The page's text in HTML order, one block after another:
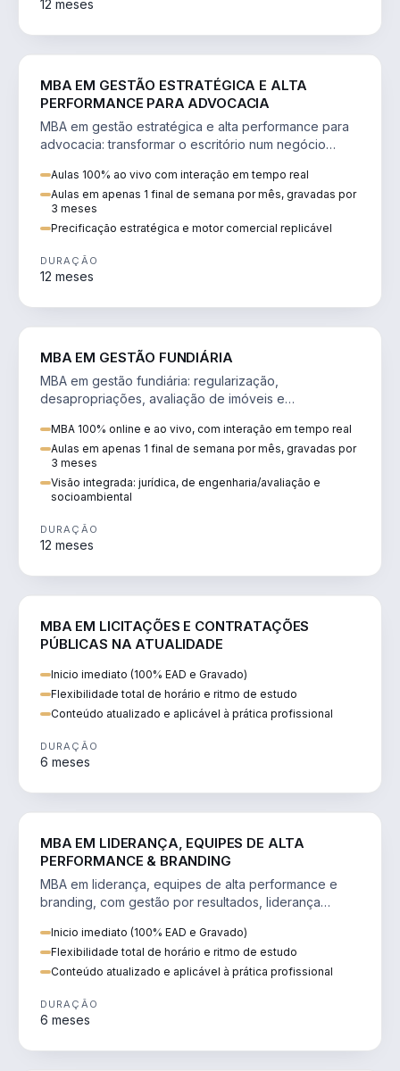
12 meses
MBA EM GESTÃO ESTRATÉGICA E ALTA
PERFORMANCE PARA ADVOCACIA
MBA em gestão estratégica e alta performance para
advocacia: transformar o escritório num negócio
Aulas 100% ao vivo com interação em tempo real
Aulas em apenas 1 final de semana por mês, gravadas por
3 meses
Precificação estratégica e motor comercial replicável
DURAÇÃO
12 meses
MBA EM GESTÃO FUNDIÁRIA
MBA em gestão fundiária: regularização,
desapropriações, avaliação de imóveis e
MBA 100% online e ao vivo, com interação em tempo real
Aulas em apenas 1 final de semana por mês, gravadas por
3 meses
Visão integrada: jurídica, de engenharia/avaliação e
socioambiental
DURAÇÃO
12 meses
MBA EM LICITAÇÕES E CONTRATAÇÕES
PÚBLICAS NA ATUALIDADE
Inicio imediato (100% EAD e Gravado)
Flexibilidade total de horário e ritmo de estudo
Conteúdo atualizado e aplicável à prática profissional
DURAÇÃO
6 meses
MBA EM LIDERANÇA, EQUIPES DE ALTA
PERFORMANCE & BRANDING
MBA em liderança, equipes de alta performance e
branding, com gestão por resultados, liderança
Inicio imediato (100% EAD e Gravado)
Flexibilidade total de horário e ritmo de estudo
Conteúdo atualizado e aplicável à prática profissional
DURAÇÃO
6 meses